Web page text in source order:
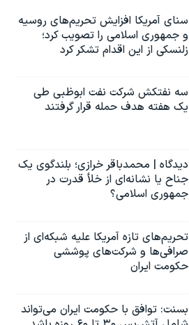
سنای آمریکا افزایش تحریم‌های روسیه
و جمهوری اسلامی را تصویب کرد؛
زلنسکی از این اقدام تشکر کرد
سه نفتکش شرکت نفت ابوظبی طی
یک هفته هدف حمله قرار گرفتند
دیدگاه | محمدباقر خرازی؛ بلندگوی یک
جناح یا نشانه‌ای از خلأ قدرت در
جمهوری اسلامی؟
تحریم‌های تازه آمریکا علیه شبکه‌ای از
صرافی‌ها و شرکت‌های پوششی
حکومت ایران
بسنت: توافق با حکومت ایران می‌تواند